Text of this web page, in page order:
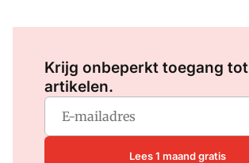
Krijg onbeperkt toegang
artikelen.
Lees 1 maand gratis